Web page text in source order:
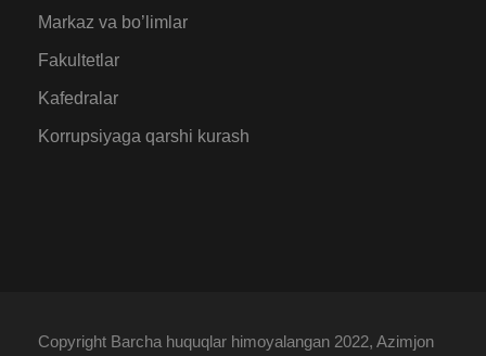
Markaz va bo’limlar
Fakultetlar
Kafedralar
Korrupsiyaga qarshi kurash
Copyright Barcha huquqlar himoyalangan 2022, Azimjon